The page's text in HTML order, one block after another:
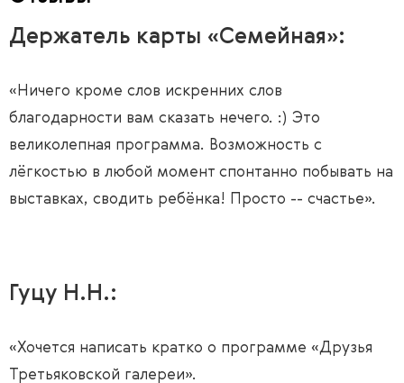
Держатель карты «Семейная»:
«Ничего кроме слов искренних слов
благодарности вам сказать нечего. :) Это
великолепная программа. Возможность с
лёгкостью в любой момент спонтанно побывать на
выставках, сводить ребёнка! Просто -- счастье».
Гуцу Н.Н.:
«Хочется написать кратко о программе «Друзья
Третьяковской галереи».